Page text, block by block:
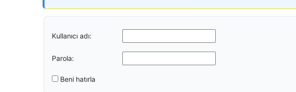
Kullanıcı adı:
Parola:
Beni hatırla